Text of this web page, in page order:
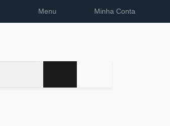
Menu Minha Conta